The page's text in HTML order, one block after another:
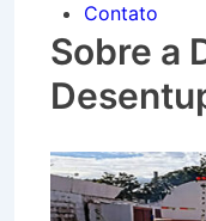
Contato
Sobre a